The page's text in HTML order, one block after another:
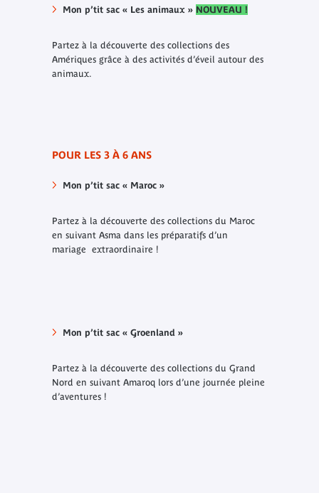
Mon p’tit sac « Les animaux » NOUVEAU !
Partez à la découverte des collections des
Amériques grâce à des activités d’éveil autour des
animaux.
POUR LES 3 À 6 ANS
Mon p’tit sac « Maroc »
Partez à la découverte des collections du Maroc
en suivant Asma dans les préparatifs d’un
mariage extraordinaire !
Mon p’tit sac « Groenland »
Partez à la découverte des collections du Grand
Nord en suivant Amaroq lors d’une journée pleine
d’aventures !